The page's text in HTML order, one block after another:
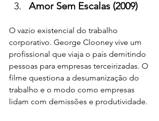
Amor Sem Escalas (2009)
O vazio existencial do trabalho
corporativo. George Clooney vive um
profissional que viaja o país demitindo
pessoas para empresas terceirizadas. O
filme questiona a desumanização do
trabalho e o modo como empresas
lidam com demissões e produtividade.